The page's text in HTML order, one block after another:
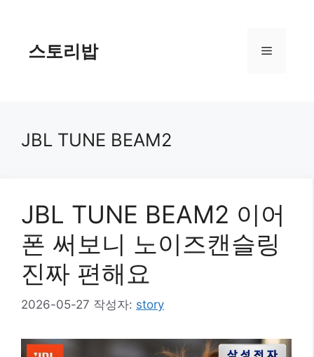
스토리밥 메
JBL TUNE BEAM2
JBL TUNE BEAM2 이어
폰 써보니 노이즈캔슬링
진짜 편해요
2026-05-27 작성자: story